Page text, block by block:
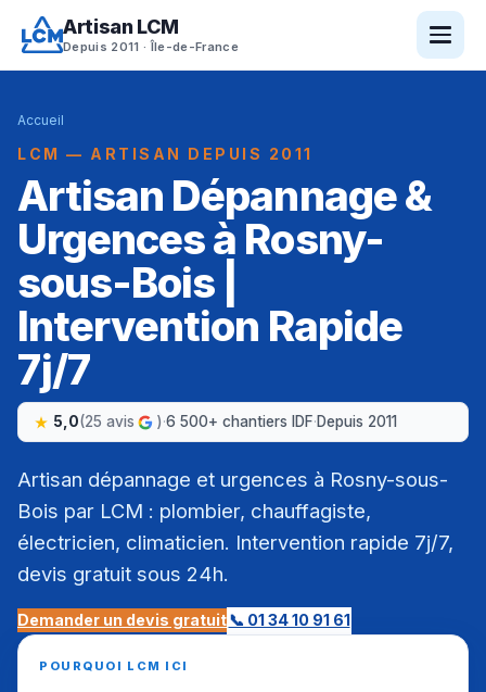
Artisan LCM
Depuis 2011 · Île-de-France
Accueil
LCM — ARTISAN DEPUIS 2011
Artisan Dépannage &
Urgences à Rosny-
sous-Bois |
Intervention Rapide
7j/7
5,0(25 avis )·6 500+ chantiers IDF·Depuis 2011
Artisan dépannage et urgences à Rosny-sous-
Bois par LCM : plombier, chauffagiste,
électricien, climaticien. Intervention rapide 7j/7,
devis gratuit sous 24h.
Demander un devis gratuit📞 01 34 10 91 61
POURQUOI LCM ICI